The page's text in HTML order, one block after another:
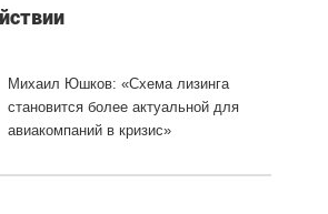
Михаил Юшков: «Схема лизинга
становится более актуальной для
авиакомпаний в кризис»